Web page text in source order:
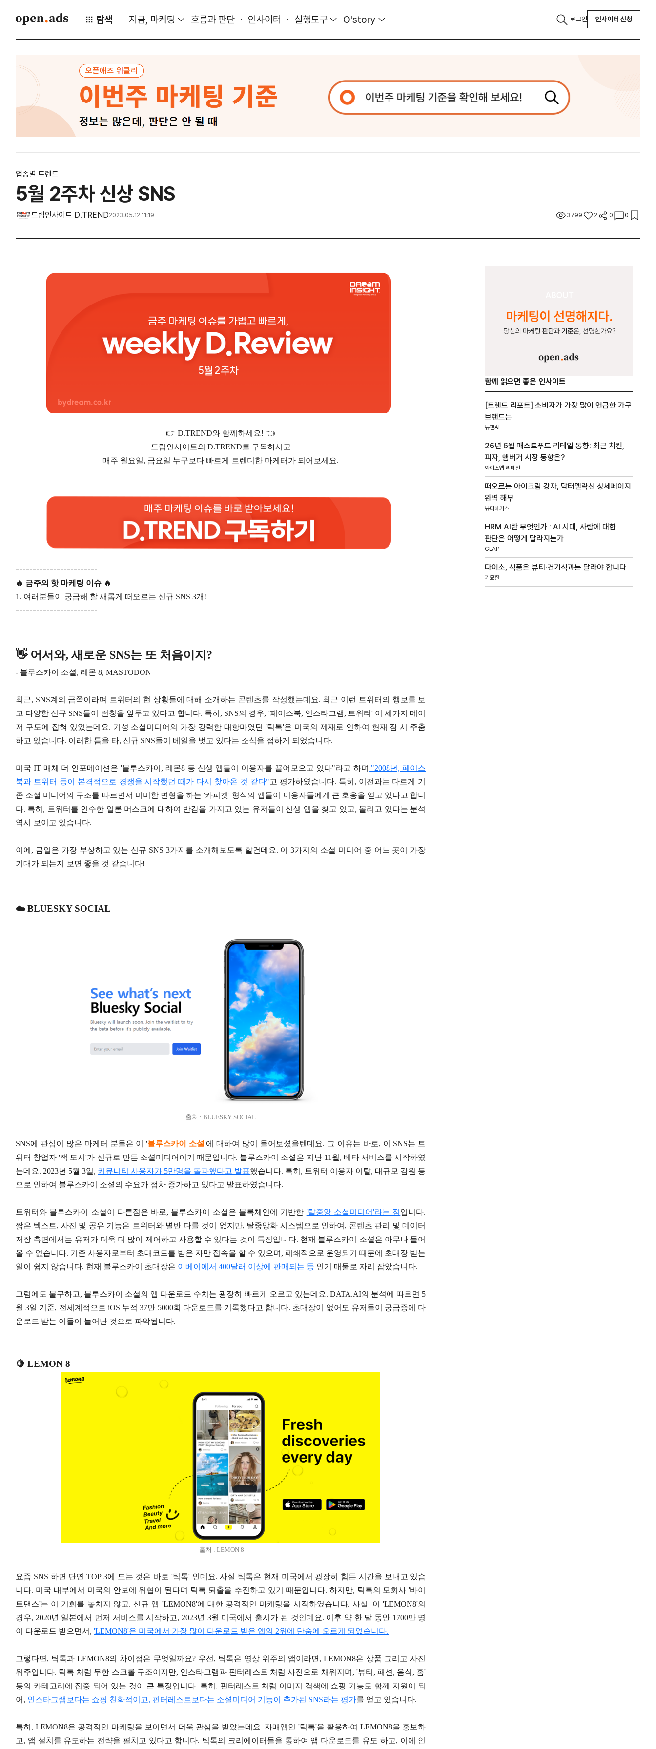
탐색 지금, 마케팅 흐름과 판단 인사이터 실행도구 O'story 로그인 인사이터 신청
업종별 트렌드
5월 2주차 신상 SNS
드림인사이트 D.TREND2023.05.12 11:19 3799 2 0 0
👉 D.TREND와 함께하세요! 👈
드림인사이트의 D.TREND를 구독하시고
매주 월요일, 금요일 누구보다 빠르게 트렌디한 마케터가 되어보세요.
------------------------
🔥 금주의 핫 마케팅 이슈 🔥
1. 여러분들이 궁금해 할 새롭게 떠오르는 신규 SNS 3개!
------------------------
👋 어서와, 새로운 SNS는 또 처음이지?
- 블루스카이 소셜, 레몬 8, MASTODON
최근, SNS계의 금쪽이라며 트위터의 현 상황들에 대해 소개하는 콘텐츠를 작성했는데요. 최근 이런 트위터의 행보를 보
고 다양한 신규 SNS들이 런칭을 앞두고 있다고 합니다. 특히, SNS의 경우, '페이스북, 인스타그램, 트위터' 이 세가지 메이
저 구도에 잡혀 있었는데요. 기성 소셜미디어의 가장 강력한 대항마였던 '틱톡'은 미국의 제재로 인하여 현재 잠 시 주춤
하고 있습니다. 이러한 틈을 타, 신규 SNS들이 베일을 벗고 있다는 소식을 접하게 되었습니다.
미국 IT 매체 더 인포메이션은 '블루스카이, 레몬8 등 신생 앱들이 이용자를 끌어모으고 있다"라고 하며 "2008년, 페이스
북과 트위터 등이 본격적으로 경쟁을 시작했던 때가 다시 찾아온 것 같다"고 평가하였습니다. 특히, 이전과는 다르게 기
존 소셜 미디어의 구조를 따르면서 미미한 변형을 하는 '카피캣' 형식의 앱들이 이용자들에게 큰 호응을 얻고 있다고 합니
다. 특히, 트위터를 인수한 일론 머스크에 대하여 반감을 가지고 있는 유저들이 신생 앱을 찾고 있고, 몰리고 있다는 분석
역시 보이고 있습니다.
이에, 금일은 가장 부상하고 있는 신규 SNS 3가지를 소개해보도록 할건데요. 이 3가지의 소셜 미디어 중 어느 곳이 가장
기대가 되는지 보면 좋을 것 같습니다!
☁️ BLUESKY SOCIAL
출처 : BLUESKY SOCIAL
SNS에 관심이 많은 마케터 분들은 이 '블루스카이 소셜'에 대하여 많이 들어보셨을텐데요. 그 이유는 바로, 이 SNS는 트
위터 창업자 '잭 도시'가 신규로 만든 소셜미디어이기 때문입니다. 블루스카이 소셜은 지난 11월, 베타 서비스를 시작하였
는데요. 2023년 5월 3일, 커뮤니티 사용자가 5만명을 돌파했다고 발표했습니다. 특히, 트위터 이용자 이탈, 대규모 감원 등
으로 인하여 블루스카이 소셜의 수요가 점차 증가하고 있다고 발표하였습니다.
트위터와 블루스카이 소셜이 다른점은 바로, 블루스카이 소셜은 블록체인에 기반한 '탈중앙 소셜미디어'라는 점입니다.
짧은 텍스트, 사진 및 공유 기능은 트위터와 별반 다를 것이 없지만, 탈중앙화 시스템으로 인하여, 콘텐츠 관리 및 데이터
저장 측면에서는 유저가 더욱 더 많이 제어하고 사용할 수 있다는 것이 특징입니다. 현재 블루스카이 소셜은 아무나 들어
올 수 없습니다. 기존 사용자로부터 초대코드를 받은 자만 접속을 할 수 있으며, 폐쇄적으로 운영되기 때문에 초대장 받는
일이 쉽지 않습니다. 현재 블루스카이 초대장은 이베이에서 400달러 이상에 판매되는 등 인기 매물로 자리 잡았습니다.
그럼에도 불구하고, 블루스카이 소셜의 앱 다운로드 수치는 굉장히 빠르게 오르고 있는데요. DATA.AI의 분석에 따르면 5
월 3일 기준, 전세계적으로 iOS 누적 37만 5000회 다운로드를 기록했다고 합니다. 초대장이 없어도 유저들이 궁금증에 다
운로드 받는 이들이 늘어난 것으로 파악됩니다.
🍋 LEMON 8
출처 : LEMON 8
요즘 SNS 하면 단연 TOP 3에 드는 것은 바로 '틱톡' 인데요. 사실 틱톡은 현재 미국에서 굉장히 힘든 시간을 보내고 있습
니다. 미국 내부에서 미국의 안보에 위협이 된다며 틱톡 퇴출을 추진하고 있기 때문입니다. 하지만, 틱톡의 모회사 '바이
트댄스'는 이 기회를 놓치지 않고, 신규 앱 'LEMON8'에 대한 공격적인 마케팅을 시작하였습니다. 사실, 이 'LEMON8'의
경우, 2020년 일본에서 먼저 서비스를 시작하고, 2023년 3월 미국에서 출시가 된 것인데요. 이후 약 한 달 동안 1700만 명
이 다운로드 받으면서, 'LEMON8'은 미국에서 가장 많이 다운로드 받은 앱의 2위에 단숨에 오르게 되었습니다.
그렇다면, 틱톡과 LEMON8의 차이점은 무엇일까요? 우선, 틱톡은 영상 위주의 앱이라면, LEMON8은 상품 그리고 사진
위주입니다. 틱톡 처럼 무한 스크롤 구조이지만, 인스타그램과 핀터레스트 처럼 사진으로 채워지며, '뷰티, 패션, 음식, 홈'
등의 카테고리에 집중 되어 있는 것이 큰 특징입니다. 특히, 핀터레스트 처럼 이미지 검색에 쇼핑 기능도 함께 지원이 되
어, 인스타그램보다는 쇼핑 친화적이고, 핀터레스트보다는 소셜미디어 기능이 추가된 SNS라는 평가를 얻고 있습니다.
특히, LEMON8은 공격적인 마케팅을 보이면서 더욱 관심을 받았는데요. 자매앱인 '틱톡'을 활용하여 LEMON8을 홍보하
고, 앱 설치를 유도하는 전략을 펼치고 있다고 합니다. 틱톡의 크리에이터들을 통하여 앱 다운로드를 유도 하고, 이에 인
함께 읽으면 좋은 인사이트
[트렌드 리포트] 소비자가 가장 많이 언급한 가구
브랜드는
뉴엔AI
26년 6월 패스트푸드 리테일 동향: 최근 치킨,
피자, 햄버거 시장 동향은?
와이즈앱·리테일
떠오르는 아이크림 강자, 닥터멜락신 상세페이지
완벽 해부
뷰티해커스
HRM AI란 무엇인가 : AI 시대, 사람에 대한
판단은 어떻게 달라지는가
CLAP
다이소, 식품은 뷰티·건기식과는 달라야 합니다
기묘한